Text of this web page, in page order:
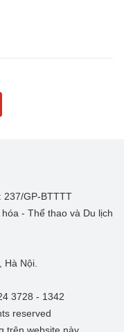
237/GP-BTTTT
- Thể thao và Du lịch
Nội.
3728 - 1342
reserved
trên website này